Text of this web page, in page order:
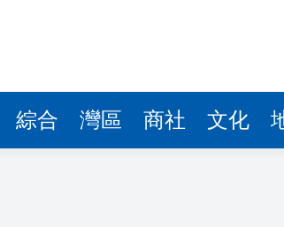
綜合 灣區 商社 文化
邁向現代
山豈能妄想輕判